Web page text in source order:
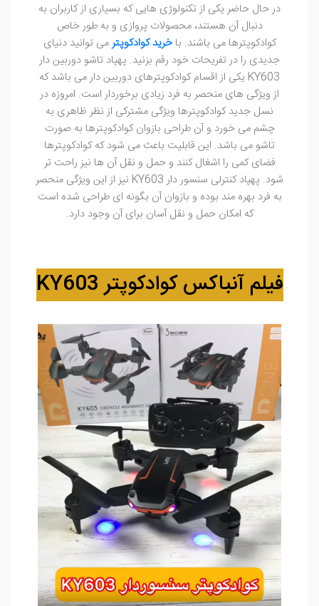
در حال حاضر یکی از تکنولوژی هایی که بسیاری از کاربران به
دنبال آن هستند، محصولات پروازی و به طور خاص
کوادکوپترها می باشند. باخرید کوادکوپترمی توانید دنیای
جدیدی را در تفریحات خود رقم بزنید. پهپاد تاشو دوربين دار
KY603 یکی از اقسام کوادکوپترهای دوربین دار می باشد که
از ویژگی های منحصر به فرد زیادی برخوردار است. امروزه در
نسل جدید کوادکوپترها ویژگی مشترکی از نظر ظاهری به
چشم می خورد و آن طراحی بازوان کوادکوپترها به صورت
تاشو می باشد. این قابلیت باعث می شود که کوادکوپترها
فضای کمی را اشغال کنند و حمل و نقل آن ها نیز راحت تر
شود. پهپاد کنترلی سنسور دار KY603 نیز از این ویژگی منحصر
به فرد بهره مند بوده و بازوان آن بگونه ای طراحی شده است
که امکان حمل و نقل آسان برای آن وجود دارد.
فیلم آنباکس کوادکوپتر KY603